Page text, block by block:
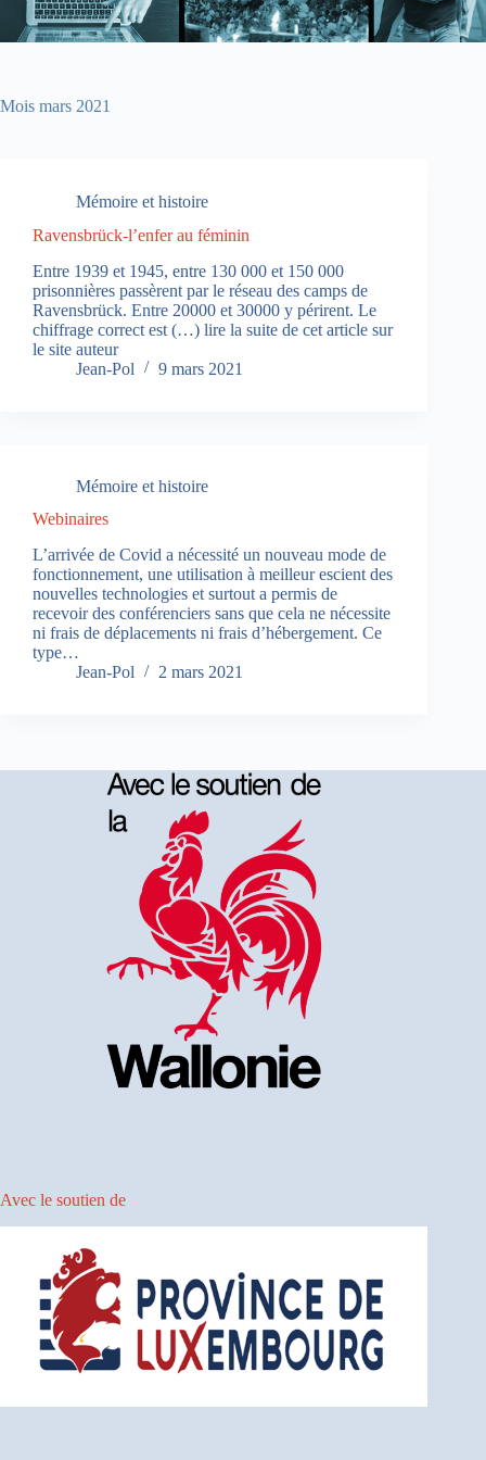
Mois mars 2021
Mémoire et histoire
Ravensbrück-l’enfer au féminin
Entre 1939 et 1945, entre 130 000 et 150 000
prisonnières passèrent par le réseau des camps de
Ravensbrück. Entre 20000 et 30000 y périrent. Le
chiffrage correct est (…) lire la suite de cet article sur
le site auteur
Jean-Pol
9 mars 2021
Mémoire et histoire
Webinaires
L’arrivée de Covid a nécessité un nouveau mode de
fonctionnement, une utilisation à meilleur escient des
nouvelles technologies et surtout a permis de
recevoir des conférenciers sans que cela ne nécessite
ni frais de déplacements ni frais d’hébergement. Ce
type…
Jean-Pol
2 mars 2021
Avec le soutien de